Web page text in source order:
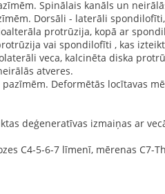
Spinālais kanāls un
Dorsāli - laterāli
protrūzija, kopā ar
vai spondilofīti , kas
veca, kalcinēta diska
atveres.
Deformētās locītavas
deģeneratīvas izmaiņas ar
C4-5-6-7 līmenī, mērenas C7-